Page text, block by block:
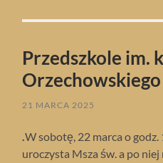
Przedszkole im.
Orzechowskiego
21 MARCA 2025
.W sobotę, 22 marca o
uroczysta Msza św. a po